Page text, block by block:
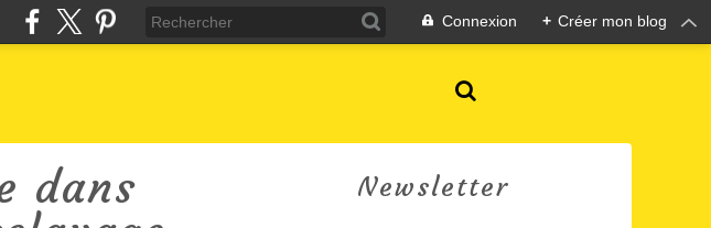
Connexion + Créer mon blog
dans
Newsletter